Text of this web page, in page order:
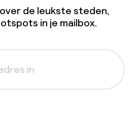
de leukste steden,
in je mailbox.